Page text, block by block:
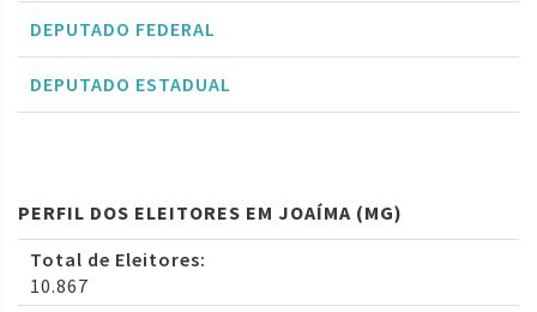
DEPUTADO FEDERAL
DEPUTADO ESTADUAL
PERFIL DOS ELEITORES EM JOAÍMA (MG)
Total de Eleitores:
10.867